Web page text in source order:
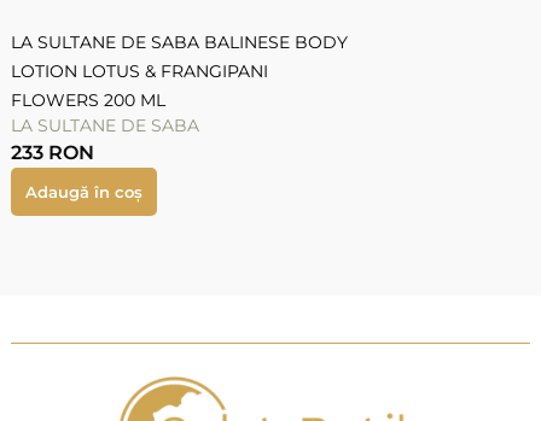
LA SULTANE DE SABA BALINESE BODY
LOTION LOTUS & FRANGIPANI
FLOWERS 200 ML
LA SULTANE DE SABA
233 RON
Adaugă în coș